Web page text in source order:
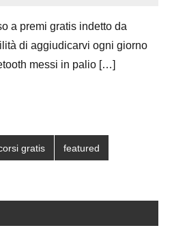
a premi gratis indetto da
di aggiudicarvi ogni giorno
messi in palio […]
gratis featured